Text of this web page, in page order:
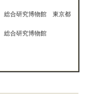
総合研究博物館 東京都
総合研究博物館